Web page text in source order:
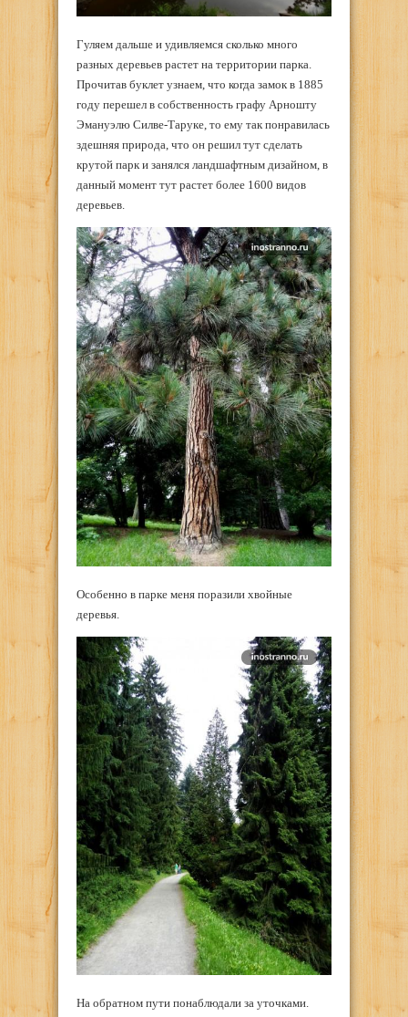
Гуляем дальше и удивляемся сколько много
разных деревьев растет на территории парка.
Прочитав буклет узнаем, что когда замок в 1885
году перешел в собственность графу Арношту
Эмануэлю Силве-Таруке, то ему так понравилась
здешняя природа, что он решил тут сделать
крутой парк и занялся ландшафтным дизайном, в
данный момент тут растет более 1600 видов
деревьев.
Особенно в парке меня поразили хвойные
деревья.
На обратном пути понаблюдали за уточками.